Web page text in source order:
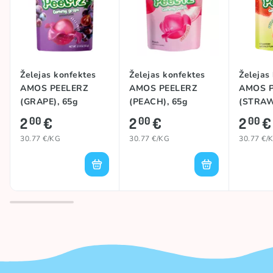
Želejas konfektes
AMOS PEELERZ
(GRAPE), 65g
200€
30.77 €/KG
Želejas konfektes
AMOS PEELERZ
(PEACH), 65g
200€
30.77 €/KG
Želejas
AMOS
65g
200€
30.77 €/